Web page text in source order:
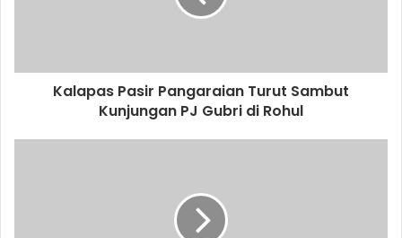
Kalapas Pasir Pangaraian Turut Sambut
Kunjungan PJ Gubri di Rohul